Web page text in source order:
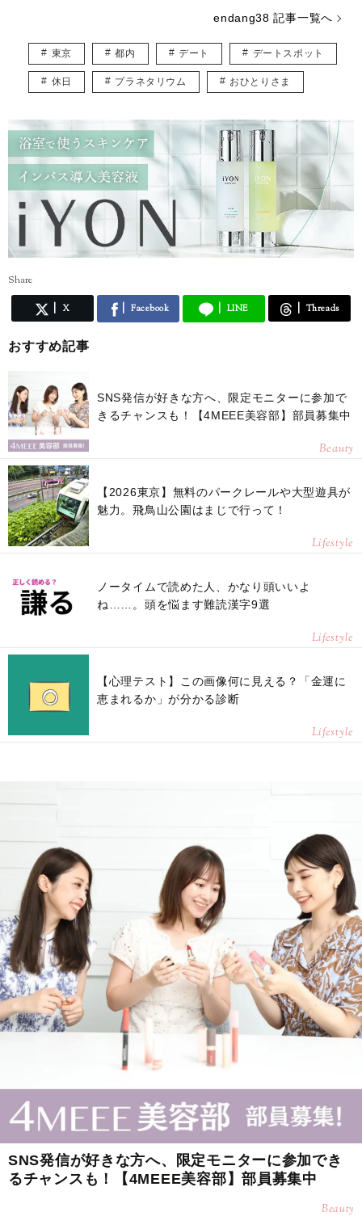
風景やおいしいもの、かわいいものの写真を撮るのも好き♡
読んでいてワクワクするような情報を、私自身も楽しみながら提供して
いきます！
endang38 記事一覧へ
東京 都内 デート デートスポット
休日 プラネタリウム おひとりさま
Share
X Facebook LINE Threads
おすすめ記事
SNS発信が好きな方へ、限定モニターに参加で
きるチャンスも！【4MEEE美容部】部員募集中
Beauty
【2026東京】無料のパークレールや大型遊具が
魅力。飛鳥山公園はまじで行って！
Lifestyle
ノータイムで読めた人、かなり頭いいよ
ね……。頭を悩ます難読漢字9選
Lifestyle
【心理テスト】この画像何に見える？「金運に
恵まれるか」が分かる診断
Lifestyle
SNS発信が好きな方へ、限定モニターに参加でき
るチャンスも！【4MEEE美容部】部員募集中
Beauty